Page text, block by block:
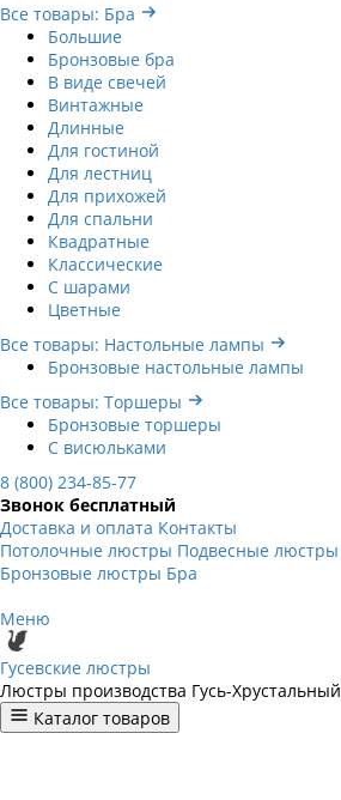
Все товары: Бра
Большие
Бронзовые бра
В виде свечей
Винтажные
Длинные
Для гостиной
Для лестниц
Для прихожей
Для спальни
Квадратные
Классические
С шарами
Цветные
Все товары: Настольные лампы
Бронзовые настольные лампы
Все товары: Торшеры
Бронзовые торшеры
С висюльками
8 (800) 234-85-77
Звонок бесплатный
Доставка и оплата Контакты
Потолочные люстры Подвесные люстры
Бронзовые люстры Бра
Меню
Гусевские люстры
Люстры производства Гусь-Хрустальный
Каталог товаров